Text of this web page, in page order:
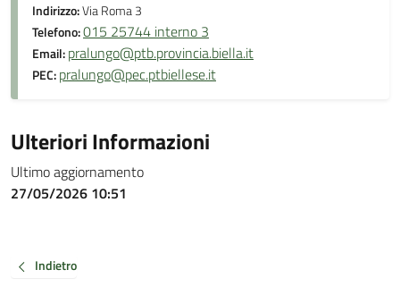
Indirizzo:Via Roma 3
Telefono:015 25744 interno 3
Email:pralungo@ptb.provincia.biella.it
PEC:pralungo@pec.ptbiellese.it
Ulteriori Informazioni
Ultimo aggiornamento
27/05/2026 10:51
Indietro